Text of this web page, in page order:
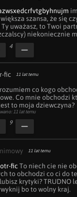
szansa, że się
uważasz, to Twoi
niekoniecznie
4
fic 11 lat temu
co kogo
Co mnie obchodzi
to moja dziewczyna?
11 lat temu
9
11 lat temu
fic To niech cie nie
to obchodzi co ci do
krytyki? TRUDNO
bo to wolny kraj.